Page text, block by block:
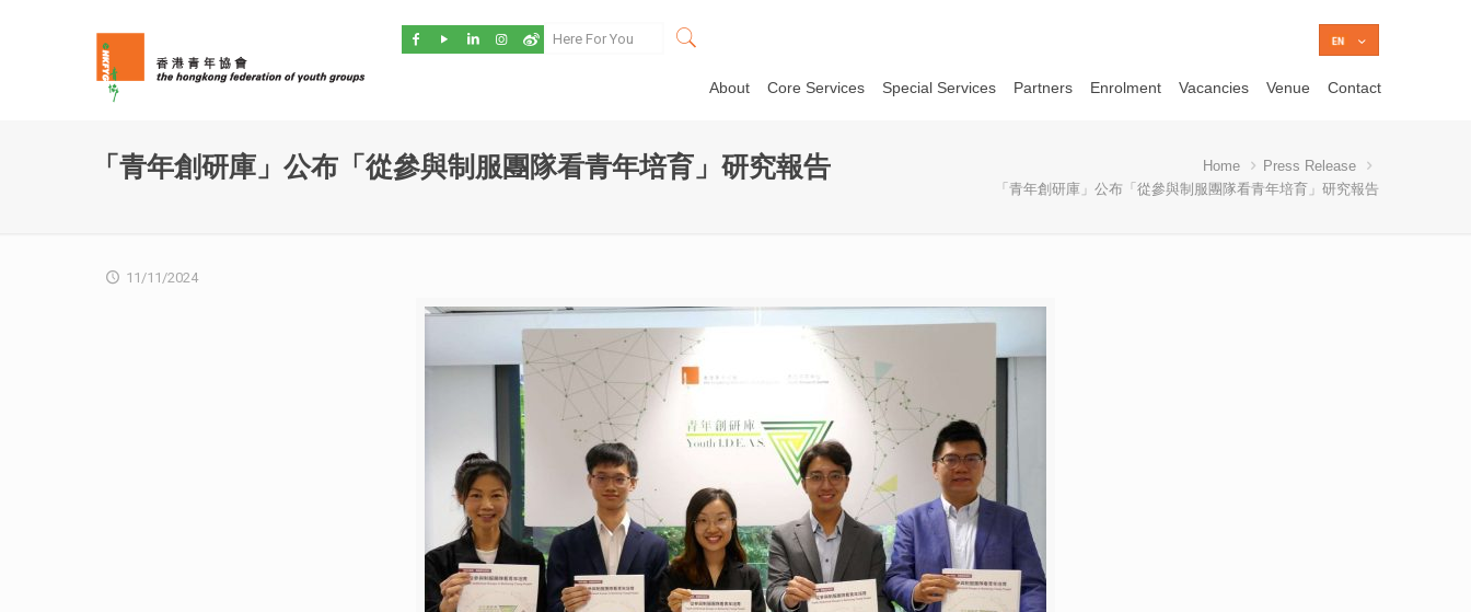
About Core Services Special Services Partners Enrolment Vacancies Venue Contact
「青年創研庫」公布「從參與制服團隊看青年培育」研究報告 Home
Press Release
「青年創研庫」公布「從參與制服團隊看青年培育」研究報告
11/11/2024